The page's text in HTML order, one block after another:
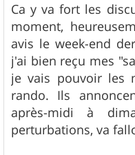
Ca y va fort les
moment,
avis le week-end
j'ai bien reçu mes
je vais pouvoir les
rando. Ils
après-midi à
perturbations, va